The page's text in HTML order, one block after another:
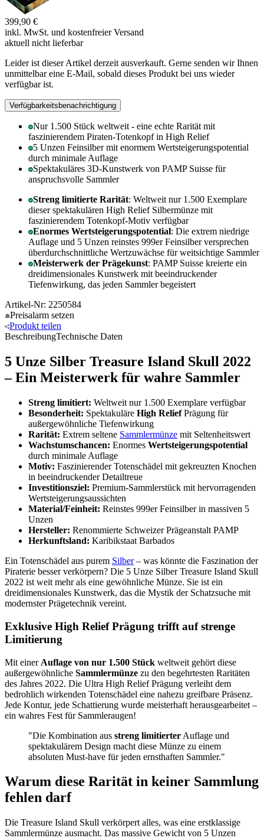
399,90 €
inkl. MwSt. und kostenfreier Versand
aktuell nicht lieferbar
Leider ist dieser Artikel derzeit ausverkauft. Gerne senden wir Ihnen
unmittelbar eine E-Mail, sobald dieses Produkt bei uns wieder
verfügbar ist.
Verfügbarkeitsbenachrichtigung
Nur 1.500 Stück weltweit - eine echte Rarität mit
faszinierendem Piraten-Totenkopf in High Relief
5 Unzen Feinsilber mit enormem Wertsteigerungspotential
durch minimale Auflage
Spektakuläres 3D-Kunstwerk von PAMP Suisse für
anspruchsvolle Sammler
Streng limitierte Rarität: Weltweit nur 1.500 Exemplare
dieser spektakulären High Relief Silbermünze mit
faszinierendem Totenkopf-Motiv verfügbar
Enormes Wertsteigerungspotential: Die extrem niedrige
Auflage und 5 Unzen reinstes 999er Feinsilber versprechen
überdurchschnittliche Wertzuwächse für weitsichtige Sammler
Meisterwerk der Prägekunst: PAMP Suisse kreierte ein
dreidimensionales Kunstwerk mit beeindruckender
Tiefenwirkung, das jeden Sammler begeistert
Artikel-Nr: 2250584
Preisalarm setzen
Produkt teilen
BeschreibungTechnische Daten
5 Unze Silber Treasure Island Skull 2022
– Ein Meisterwerk für wahre Sammler
Streng limitiert: Weltweit nur 1.500 Exemplare verfügbar
Besonderheit: Spektakuläre High ReliefPrägung für
außergewöhnliche Tiefenwirkung
Rarität: Extrem seltene Sammlermünze mit Seltenheitswert
Wachstumschancen: Enormes Wertsteigerungspotential
durch minimale Auflage
Motiv: Faszinierender Totenschädel mit gekreuzten Knochen
in beeindruckender Detailtreue
Investitionsziel: Premium-Sammlerstück mit hervorragenden
Wertsteigerungsaussichten
Material/Feinheit: Reinstes 999er Feinsilber in massiven 5
Unzen
Hersteller: Renommierte Schweizer Prägeanstalt PAMP
Herkunftsland: Karibikstaat Barbados
Ein Totenschädel aus purem Silber– was könnte die Faszination der
Piraterie besser verkörpern? Die 5 Unze Silber Treasure Island Skull
2022 ist weit mehr als eine gewöhnliche Münze. Sie ist ein
dreidimensionales Kunstwerk, das die Mystik der Schatzsuche mit
modernster Prägetechnik vereint.
Exklusive High ReliefPrägung trifft auf strenge
Limitierung
Mit einer Auflage von nur 1.500 Stück weltweit gehört diese
außergewöhnliche Sammlermünze zu den begehrtesten Raritäten
des Jahres 2022. Die Ultra High Relief Prägung verleiht dem
bedrohlich wirkenden Totenschädel eine nahezu greifbare Präsenz.
Jede Kontur, jede Schattierung wurde meisterhaft herausgearbeitet –
ein wahres Fest für Sammleraugen!
"Die Kombination aus streng limitierter Auflage und
spektakulärem Design macht diese Münze zu einem
absoluten Must-have für jeden ernsthaften Sammler."
Warum diese Rarität in keiner Sammlung
fehlen darf
Die Treasure Island Skull verkörpert alles, was eine erstklassige
Sammlermünze ausmacht. Das massive Gewicht von 5 Unzen